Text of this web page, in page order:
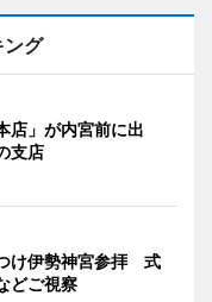
ング
店」が内宮前に出
支店
け伊勢神宮参拝 式
どご視察